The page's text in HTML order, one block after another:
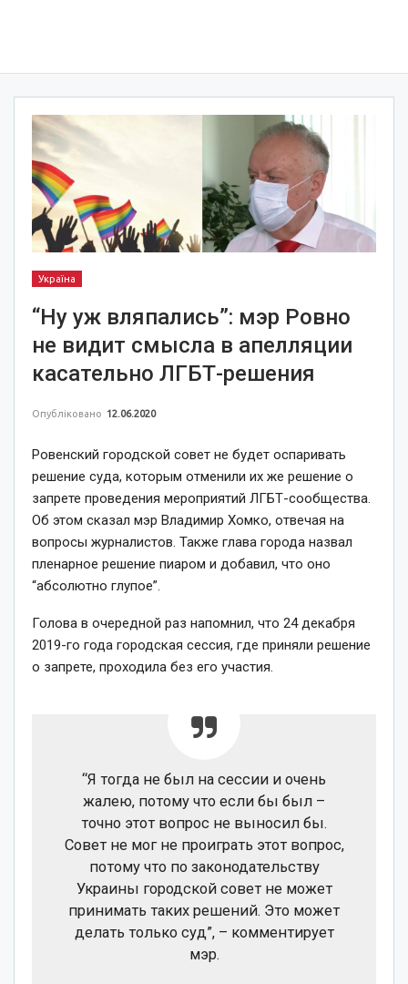
Україна
“Ну уж вляпались”: мэр Ровно
не видит смысла в апелляции
касательно ЛГБТ-решения
Опубліковано 12.06.2020
Ровенский городской совет не будет оспаривать
решение суда, которым отменили их же решение о
запрете проведения мероприятий ЛГБТ-сообщества.
Об этом сказал мэр Владимир Хомко, отвечая на
вопросы журналистов. Также глава города назвал
пленарное решение пиаром и добавил, что оно
“абсолютно глупое”.
Голова в очередной раз напомнил, что 24 декабря
2019-го года городская сессия, где приняли решение
о запрете, проходила без его участия.
“Я тогда не был на сессии и очень
жалею, потому что если бы был –
точно этот вопрос не выносил бы.
Совет не мог не проиграть этот вопрос,
потому что по законодательству
Украины городской совет не может
принимать таких решений. Это может
делать только суд”, – комментирует
мэр.